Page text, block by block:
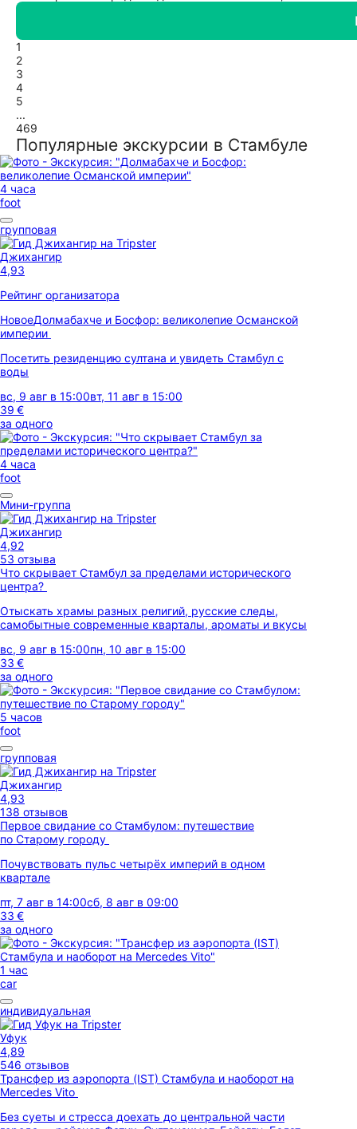
1
2
3
4
5
...
469
Популярные экскурсии в Стамбуле
4 часа
foot
групповая
Джихангир
4,93
Рейтинг организатора
НовоеДолмабахче и Босфор: великолепие Османской
империи
Посетить резиденцию султана и увидеть Стамбул с
воды
вс, 9 авг в 15:00вт, 11 авг в 15:00
39 €
за одного
4 часа
foot
Мини-группа
Джихангир
4,92
53 отзыва
Что скрывает Стамбул за пределами исторического
центра?
Отыскать храмы разных религий, русские следы,
самобытные современные кварталы, ароматы и вкусы
вс, 9 авг в 15:00пн, 10 авг в 15:00
33 €
за одного
5 часов
foot
групповая
Джихангир
4,93
138 отзывов
Первое свидание со Стамбулом: путешествие
по Старому городу
Почувствовать пульс четырёх империй в одном
квартале
пт, 7 авг в 14:00сб, 8 авг в 09:00
33 €
за одного
1 час
car
индивидуальная
Уфук
4,89
546 отзывов
Трансфер из аэропорта (IST) Стамбула и наоборот на
Mercedes Vito
Без суеты и стресса доехать до центральной части